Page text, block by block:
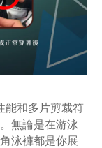
能和多片剪裁符
無論是在游泳
泳褲都是你展